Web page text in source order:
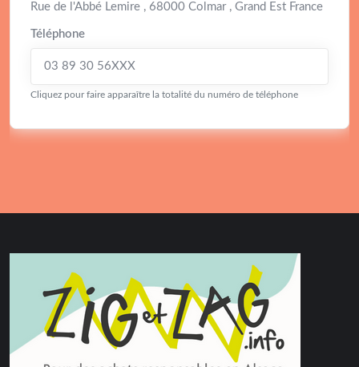
Rue de l'Abbé Lemire , 68000 Colmar , Grand Est France
Téléphone
03 89 30 56XXX
Cliquez pour faire apparaître la totalité du numéro de téléphone